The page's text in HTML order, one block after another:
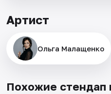
Артист
Ольга Малащенко
Похожие стендап